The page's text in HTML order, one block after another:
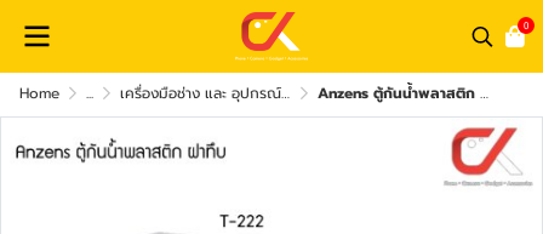
0
Home ... เครื่องมือช่าง และ อุปกรณ์เสริม Anzens ตู้กันน้ำพลาสติก ฝาทึบ ไม่ลามไฟ